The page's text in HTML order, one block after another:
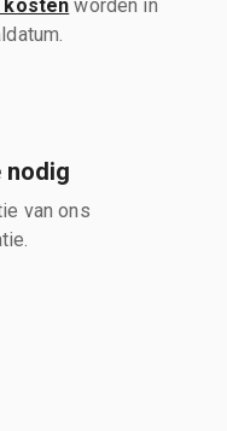
kosten worden in
nodig
van ons